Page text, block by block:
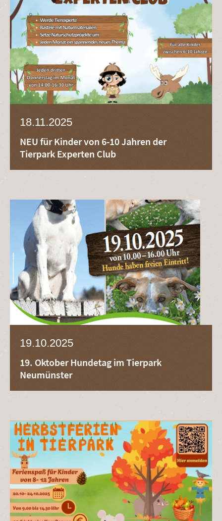
18.11.2025
NEU für Kinder von 6-10 Jahren der
Tierpark Experten Club
19.10.2025
19. Oktober Hundetag im Tierpark
Neumünster